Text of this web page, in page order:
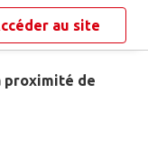
au site
proximité de